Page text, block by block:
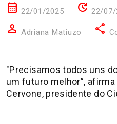
calendar_month 22/01/2025 update 22/07/
person Adriana Matiuzo share
"Precisamos todos uns
um futuro melhor”, afirma
Cervone, presidente do